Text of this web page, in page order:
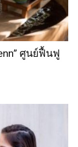
ศูนย์ฟื้นฟู